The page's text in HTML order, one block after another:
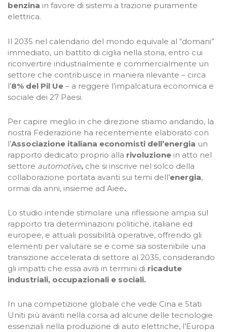
benzina in favore di sistemi a trazione puramente
elettrica.
Il 2035 nel calendario del mondo equivale al “domani”
immediato, un battito di ciglia nella storia, entro cui
riconvertire industrialmente e commercialmente un
settore che contribuisce in maniera rilevante – circa
l’8% del Pil Ue – a reggere l’impalcatura economica e
sociale dei 27 Paesi.
Per capire meglio in che direzione stiamo andando, la
nostra Federazione ha recentemente elaborato con
l’Associazione italiana economisti dell’energia un
rapporto dedicato proprio alla rivoluzione in atto nel
settore automotive, che si inscrive nel solco della
collaborazione portata avanti sui temi dell’energia,
ormai da anni, insieme ad Aiee.
Lo studio intende stimolare una riflessione ampia sul
rapporto tra determinazioni politiche, italiane ed
europee, e attuali possibilità operative, offrendo gli
elementi per valutare se e come sia sostenibile una
transizione accelerata di settore al 2035, considerando
gli impatti che essa avrà in termini di ricadute
industriali, occupazionali e sociali.
In una competizione globale che vede Cina e Stati
Uniti più avanti nella corsa ad alcune delle tecnologie
essenziali nella produzione di auto elettriche, l’Europa